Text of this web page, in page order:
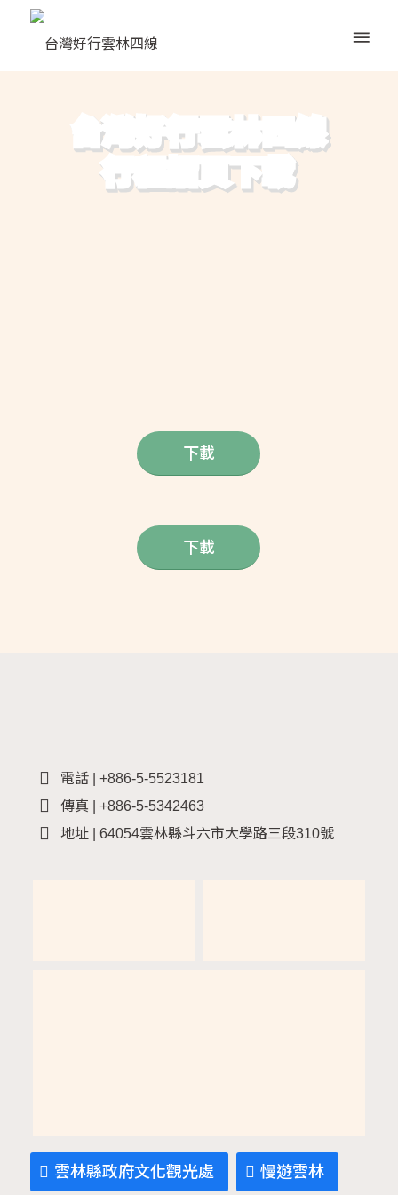
台灣好行雲林四線
行程摺頁下載
下載
下載
電話 | +886-5-5523181
傳真 | +886-5-5342463
地址 | 64054雲林縣斗六市大學路三段310號
雲林縣政府文化觀光處 慢遊雲林